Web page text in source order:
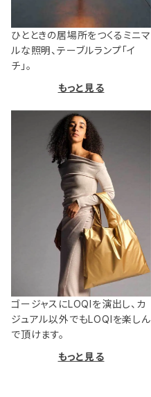
ひとときの居場所をつくるミニマ
ルな照明、テーブルランプ「イ
チ」。
もっと見る
ゴージャスにLOQIを演出し、カ
ジュアル以外でもLOQIを楽しん
で頂けます。
もっと見る